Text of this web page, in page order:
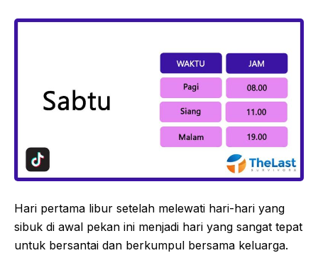
Hari pertama libur setelah melewati hari-hari yang
sibuk di awal pekan ini menjadi hari yang sangat tepat
untuk bersantai dan berkumpul bersama keluarga.